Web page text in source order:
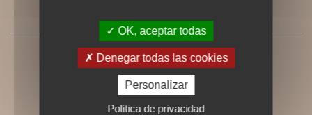
OK, aceptar todas
Denegar todas las cookies
Personalizar
Política de privacidad